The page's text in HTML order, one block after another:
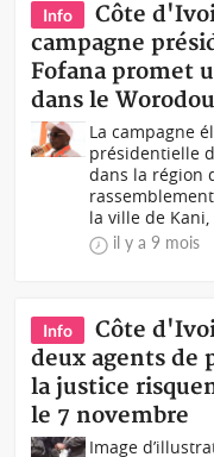
Info
Côte
campagne
Fofana promet
dans le
La campagne
présidentielle
dans la région
la ville de Kani,
il y a 9 mois
Info
Côte
deux agents de
la justice
le 7 novembre
Image